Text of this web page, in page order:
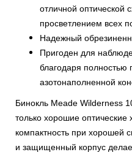
отличной оптической
просветлением всех
Надежный
Пригоден для
благодаря полностью
азотонаполненной
Бинокль Meade Wilderness
только хорошие оптические
компактность при хорошей
и защищенный корпус